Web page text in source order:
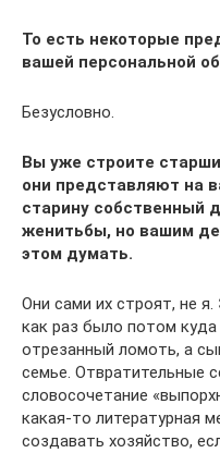
То есть некоторые
вашей персональной
Безусловно.
Вы уже строите
они представляют на
старину собственный
женитьбы, но вашим
этом думать.
Они сами их строят, не
как раз было потом
отрезанный ломоть, а
семье. Отвратительные
словосочетание
какая-то литературная
создавать хозяйство,